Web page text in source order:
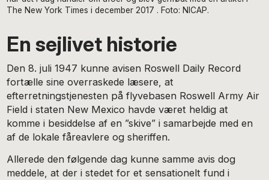
The New York Times i december 2017 . Foto: NICAP.
En sejlivet historie
Den 8. juli 1947 kunne avisen Roswell Daily Record
fortælle sine overraskede læsere, at
efterretningstjenesten på flyvebasen Roswell Army Air
Field i staten New Mexico havde været heldig at
komme i besiddelse af en ”skive” i samarbejde med en
af de lokale fåreavlere og sheriffen.
Allerede den følgende dag kunne samme avis dog
meddele, at der i stedet for et sensationelt fund i